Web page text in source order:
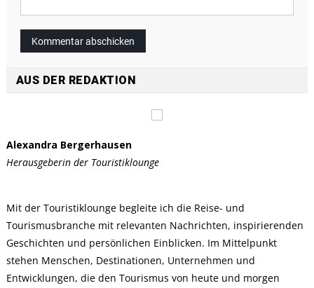
AUS DER REDAKTION
Alexandra Bergerhausen
Herausgeberin der Touristiklounge
Mit der Touristiklounge begleite ich die Reise- und
Tourismusbranche mit relevanten Nachrichten, inspirierenden
Geschichten und persönlichen Einblicken. Im Mittelpunkt
stehen Menschen, Destinationen, Unternehmen und
Entwicklungen, die den Tourismus von heute und morgen